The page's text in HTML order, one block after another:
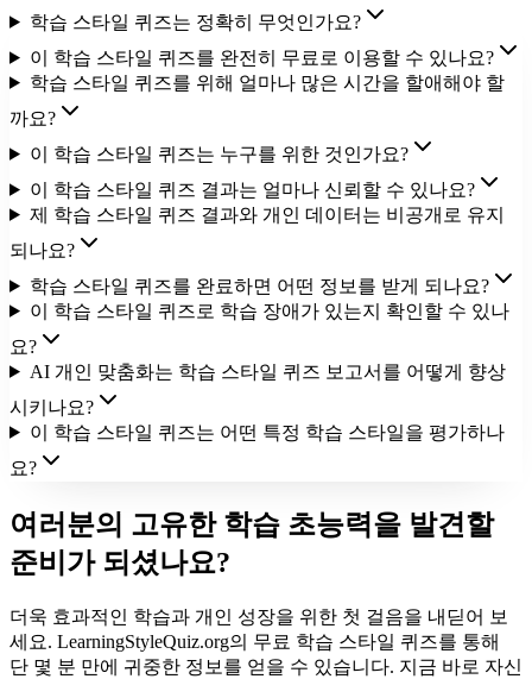
학습 스타일 퀴즈는 정확히 무엇인가요?
이 학습 스타일 퀴즈를 완전히 무료로 이용할 수 있나요?
학습 스타일 퀴즈를 위해 얼마나 많은 시간을 할애해야 할
까요?
이 학습 스타일 퀴즈는 누구를 위한 것인가요?
이 학습 스타일 퀴즈 결과는 얼마나 신뢰할 수 있나요?
제 학습 스타일 퀴즈 결과와 개인 데이터는 비공개로 유지
되나요?
학습 스타일 퀴즈를 완료하면 어떤 정보를 받게 되나요?
이 학습 스타일 퀴즈로 학습 장애가 있는지 확인할 수 있나
요?
AI 개인 맞춤화는 학습 스타일 퀴즈 보고서를 어떻게 향상
시키나요?
이 학습 스타일 퀴즈는 어떤 특정 학습 스타일을 평가하나
요?
여러분의 고유한 학습 초능력을 발견할
준비가 되셨나요?
더욱 효과적인 학습과 개인 성장을 위한 첫 걸음을 내딛어 보
세요. LearningStyleQuiz.org의 무료 학습 스타일 퀴즈를 통해
단 몇 분 만에 귀중한 정보를 얻을 수 있습니다. 지금 바로 자신